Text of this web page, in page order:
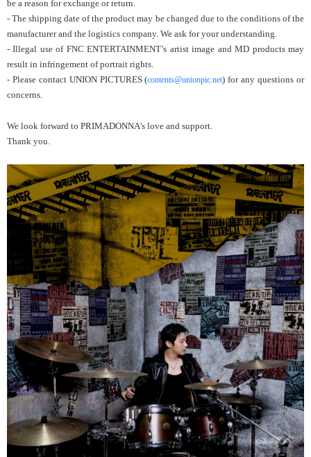
be a reason for exchange or return.
- The shipping date of the product may be changed due to the conditions of the
manufacturer and the logistics company. We ask for your understanding.
- Illegal use of FNC ENTERTAINMENT’s artist image and MD products may
result in infringement of portrait rights.
- Please contact UNION PICTURES (contents@unionpic.net) for any questions or
concerns.
We look forward to PRIMADONNA’s love and support.
Thank you.